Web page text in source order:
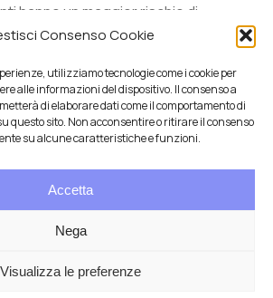
Consenso Cookie
utilizziamo tecnologie come i cookie per
alle informazioni del dispositivo. Il consenso a
di elaborare dati come il comportamento di
questo sito. Non acconsentire o ritirare il consenso
su alcune caratteristiche e funzioni.
Accetta
Nega
Visualizza le preferenze
hanno un maggior rischio di
integrativa e Longevità
Mendrisio e Lugano
|Privacy|Cookie